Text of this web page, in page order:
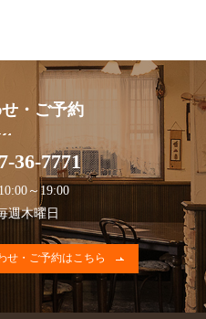
・ご予約
36-7771
～19:00
木曜日
せ・ご予約はこちら